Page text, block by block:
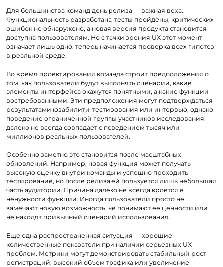
Для большинства команд день релиза — важная веха.
Функциональность разработана, тесты пройдены, критических
ошибок не обнаружено, а новая версия продукта становится
доступна пользователям. Но с точки зрения UX этот момент
означает лишь одно: теперь начинается проверка всех гипотез
в реальной среде.
Во время проектирования команда строит предположения о
том, как пользователи будут выполнять сценарии, какие
элементы интерфейса окажутся понятными, а какие функции —
востребованными. Эти предположения могут подтверждаться
результатами юзабилити-тестирования или интервью, однако
поведение ограниченной группы участников исследования
далеко не всегда совпадает с поведением тысяч или
миллионов реальных пользователей.
Особенно заметно это становится после масштабных
обновлений. Например, новая функция может получать
высокую оценку внутри команды и успешно проходить
тестирование, но после релиза ей пользуется лишь небольшая
часть аудитории. Причина далеко не всегда кроется в
ненужности функции. Иногда пользователи просто не
замечают новую возможность, не понимают ее ценности или
не находят привычный сценарий использования.
Еще одна распространенная ситуация — хорошие
количественные показатели при наличии серьезных UX-
проблем. Метрики могут демонстрировать стабильный рост
регистраций, высокий объем трафика или увеличение